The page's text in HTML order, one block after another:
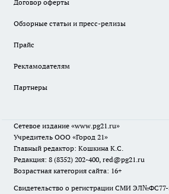
Договор оферты
Обзорные статьи и пресс-релизы
Прайс
Рекламодателям
Партнеры
Сетевое издание «www.pg21.ru»
Учредитель ООО «Город 21»
Главный редактор: Кошкина К.С.
Редакция: 8 (8352) 202-400, red@pg21.ru
Возрастная категория сайта: 16+
Свидетельство о регистрации СМИ ЭЛ№ФС77-